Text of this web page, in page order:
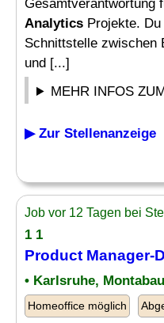
Gesamtverantwortung
Analytics Projekte.
Schnittstelle zwischen
und [...]
MEHR INFOS
▶ Zur Stellenanzeige
Job vor 12 Tagen bei
1 1
Product Manager-
• Karlsruhe,
Homeoffice möglich